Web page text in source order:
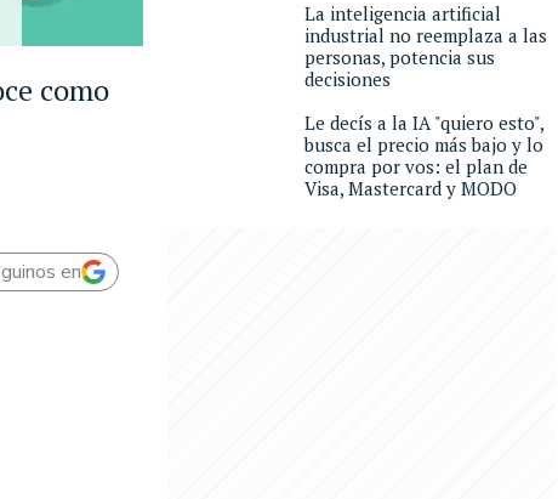
como
en
La inteligencia artificial
industrial no reemplaza a las
personas, potencia sus
decisiones
Le decís a la IA "quiero esto",
busca el precio más bajo y lo
compra por vos: el plan de
Visa, Mastercard y MODO